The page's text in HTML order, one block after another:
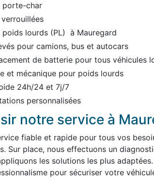
porte-char
lourds (PL) à Mauregard
pour camions, bus et autocars
de batterie pour tous véhicules
et mécanique pour poids lourds
24h/24 et 7j/7
personnalisées
notre service à
fiable et rapide pour tous vos
Sur place, nous effectuons un
les solutions les plus
pour sécuriser votre